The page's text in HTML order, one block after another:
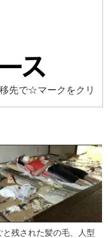
移先で☆マークをクリ
と残された髪の毛、人型